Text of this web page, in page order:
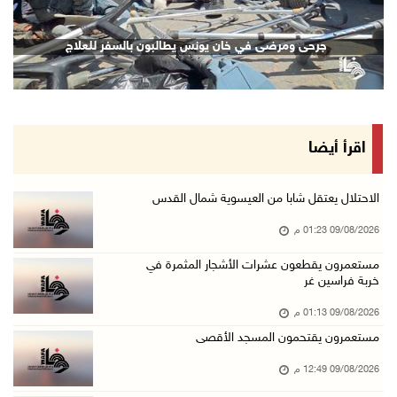
مركز الاتصال الحكومي يرصد أهم التدخلات التي ن ...
09/آب/2026 12:10 م
سلطة النقد و"اوريدو" توقعان مذكرة تفاهم للاست ...
"استشاري فتح" ينعى القائد الوطنيّ السفير دياب ...
مستعمرون يتلفون مزروعات بعد رعي مواشيهم في أر ...
09/آب/2026 11:47 ص
09/آب/2026 11:35 ص
"فتح" تنعي القائد الوطنيّ السفير دياب اللوح
09/آب/2026 11:28 ص
الرئيس ينعى سفير فلسطين لدى مصر القائد الوطني ...
جرحى ومرضى في خان يونس يطالبون بالسفر للعلاج
اقرأ أيضا
الاحتلال يعتقل شابا من العيسوية شمال القدس
09/08/2026 01:23 م
مستعمرون يقطعون عشرات الأشجار المثمرة في
خربة فراسين غر
09/08/2026 01:13 م
مستعمرون يقتحمون المسجد الأقصى
09/08/2026 12:49 م